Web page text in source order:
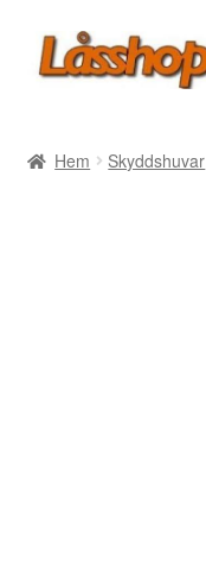
Hoppa
till
Hoppa
till
Hem Skyddshuvar